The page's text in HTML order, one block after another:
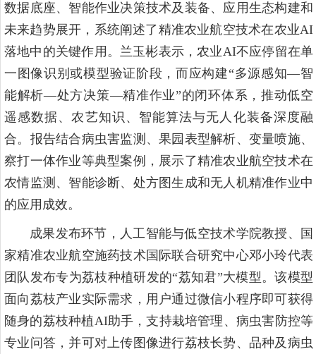
数据底座、智能作业决策技术及装备、应用生态构建和
未来趋势展开，系统阐述了精准农业航空技术在农业AI
落地中的关键作用。兰玉彬表示，农业AI不应停留在单
一图像识别或模型验证阶段，而应构建“多源感知—智
能解析—处方决策—精准作业”的闭环体系，推动低空
遥感数据、农艺知识、智能算法与无人化装备深度融
合。报告结合病虫害监测、果园表型解析、变量喷施、
察打一体作业等典型案例，展示了精准农业航空技术在
农情监测、智能诊断、处方图生成和无人机精准作业中
的应用成效。
成果发布环节，人工智能与低空技术学院教授、国
家精准农业航空施药技术国际联合研究中心邓小玲代表
团队发布专为荔枝种植研发的“荔知君”大模型。该模型
面向荔枝产业实际需求，用户通过微信小程序即可获得
随身的荔枝种植AI助手，支持栽培管理、病虫害防控等
专业问答，并可对上传图像进行荔枝长势、品种及病虫